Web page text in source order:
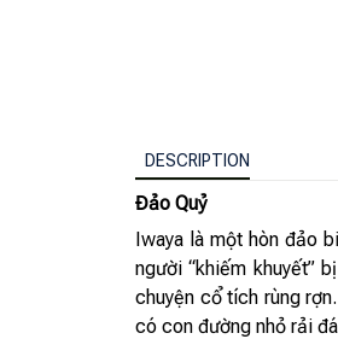
DESCRIPTION
Đảo Quỷ
Iwaya là một hòn đảo
người “khiếm khuyết”
chuyện cổ tích rùng
có con đường nhỏ rải